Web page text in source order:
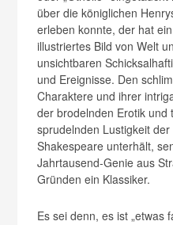
über die königlichen
erleben konnte, der hat
illustriertes Bild von Welt
unsichtbaren
und Ereignisse. Den
Charaktere und ihrer
der brodelnden Erotik
sprudelnden Lustigkeit
Shakespeare unterhält,
Jahrtausend-Genie aus
Gründen ein Klassiker.
Es sei denn, es ist „etwas